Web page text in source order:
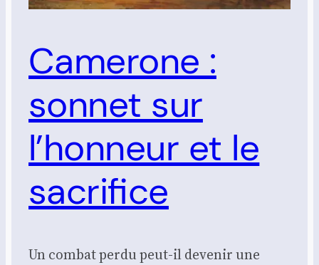
Camerone :
sonnet sur
l’honneur et le
sacrifice
Un combat perdu peut-il devenir une